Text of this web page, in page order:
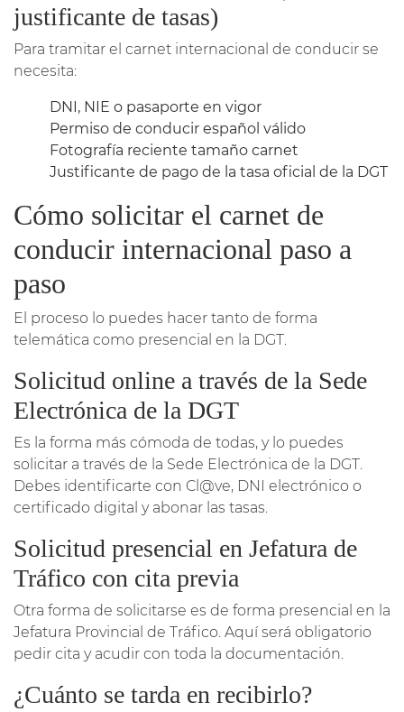
justificante de tasas)
Para tramitar el carnet internacional de conducir se
necesita:
DNI, NIE o pasaporte en vigor
Permiso de conducir español válido
Fotografía reciente tamaño carnet
Justificante de pago de la tasa oficial de la DGT
Cómo solicitar el carnet de
conducir internacional paso a
paso
El proceso lo puedes hacer tanto de forma
telemática como presencial en la DGT.
Solicitud online a través de la Sede
Electrónica de la DGT
Es la forma más cómoda de todas, y lo puedes
solicitar a través de la Sede Electrónica de la DGT.
Debes identificarte con Cl@ve, DNI electrónico o
certificado digital y abonar las tasas.
Solicitud presencial en Jefatura de
Tráfico con cita previa
Otra forma de solicitarse es de forma presencial en la
Jefatura Provincial de Tráfico. Aquí será obligatorio
pedir cita y acudir con toda la documentación.
¿Cuánto se tarda en recibirlo?